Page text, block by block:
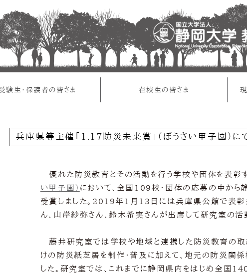
験生・保護者の皆さま 在校生の皆さま
兵庫県等主催「1.17防災未来賞」（ぼうさい甲子園）に
優れた防災教育とその活動を行う学校や団体を表彰
い甲子園） において、全国109校・団体の応募の中か
受賞しました。2019年1月13日には兵庫県公館で表彰
ん、山岸紗弥さん、鈴木希実さんが出席して研究室の活
藤井研究室では学校や地域と連携した防災教育の取
けの防災紙芝居を制作・普及に加えて、地元の防災関係
した。研究室では、これまでに静岡県内をはじめ全国